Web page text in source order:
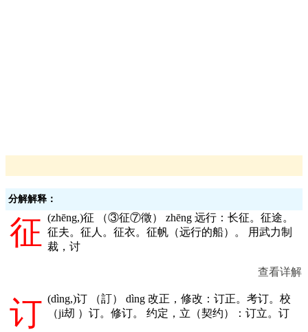
分解解释：
征 (zhēng,)征 （③征⑦徵） zhēng 远行：长征。征途。
征夫。征人。征衣。征帆（远行的船）。 用武力制
裁，讨
查看详解
订 (dìng,)订 （訂） dìng 改正，修改：订正。考订。校
（ji刼 ）订。修订。 约定，立（契约）：订立。订